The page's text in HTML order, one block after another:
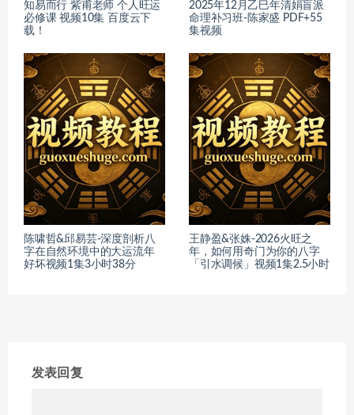
知易而行 紫甫老师 个人旺运
必修课 视频10集 百度云下
载！
2025年12月乙巳年清娟盲派
命理补习班-陈家盛 PDF+55
集视频
陈啸哲&邱易芸-深度剖析八
字在自然环境中的大运流年
好坏视频1集3小时38分
王静盈&张姝-2026火旺之
年，如何用奇门为你的八字
「引水调候」视频1集2.5小时
发表回复